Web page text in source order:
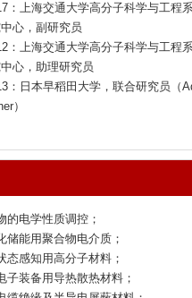
：上海交通大学高分子科学与工程系
心，副研究员
：上海交通大学高分子科学与工程
心，助理研究员
：日本早稻田大学，联合研究员（
）
的电学性质调控；
储能用聚合物电介质；
态感知用高分子材料；
子装备用导热散热材料；